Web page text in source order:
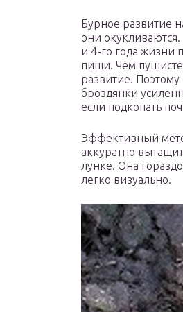
Бурное развитие
они
и 4-го года жизни
пищи. Чем
развитие.
броздянки
если подкопать
Эффективный
аккуратно
лунке. Она
легко визуально.